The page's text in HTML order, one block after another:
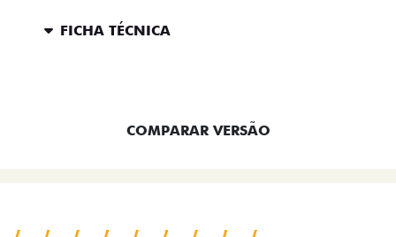
FICHA TÉCNICA
COMPARAR VERSÃO